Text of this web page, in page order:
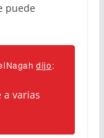
puede
dijo:
varias